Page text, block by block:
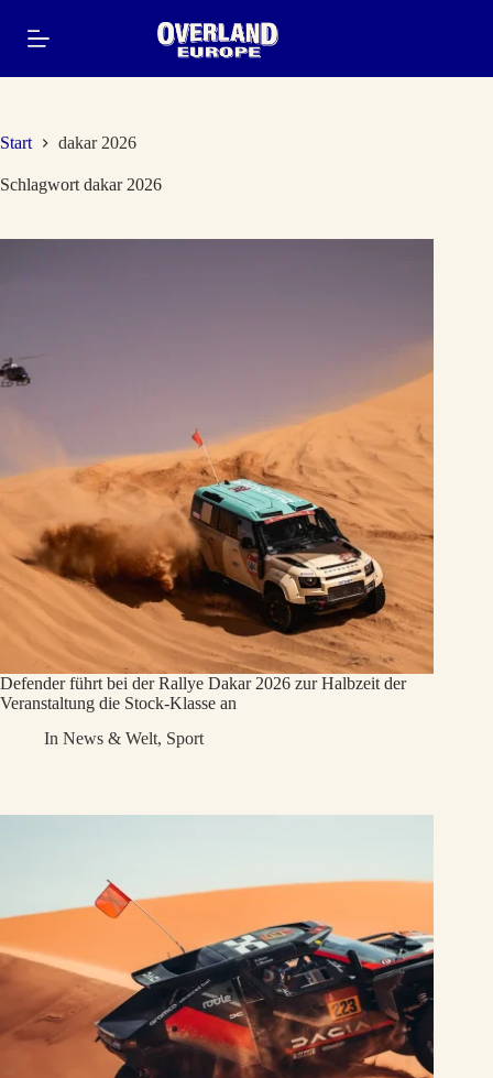
Inhalt
springen
Start dakar 2026
Schlagwort dakar 2026
Defender führt bei der Rallye Dakar 2026 zur Halbzeit der
Veranstaltung die Stock-Klasse an
In News & Welt, Sport